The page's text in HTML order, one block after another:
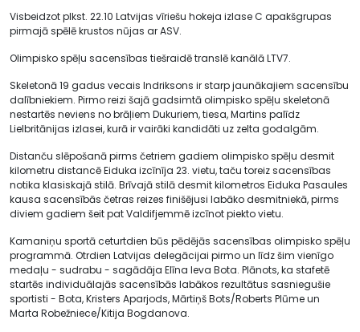
Visbeidzot plkst. 22.10 Latvijas vīriešu hokeja izlase C apakšgrupas
pirmajā spēlē krustos nūjas ar ASV.
Olimpisko spēļu sacensības tiešraidē translē kanālā LTV7.
Skeletonā 19 gadus vecais Indriksons ir starp jaunākajiem sacensību
dalībniekiem. Pirmo reizi šajā gadsimtā olimpisko spēļu skeletonā
nestartēs neviens no brāļiem Dukuriem, tiesa, Martins palīdz
Lielbritānijas izlasei, kurā ir vairāki kandidāti uz zelta godalgām.
Distanču slēpošanā pirms četriem gadiem olimpisko spēļu desmit
kilometru distancē Eiduka izcīnīja 23. vietu, taču toreiz sacensības
notika klasiskajā stilā. Brīvajā stilā desmit kilometros Eiduka Pasaules
kausa sacensībās četras reizes finišējusi labāko desmitniekā, pirms
diviem gadiem šeit pat Valdifjemmē izcīnot piekto vietu.
Kamaniņu sportā ceturtdien būs pēdējās sacensības olimpisko spēļu
programmā. Otrdien Latvijas delegācijai pirmo un līdz šim vienīgo
medaļu - sudrabu - sagādāja Elīna Ieva Bota. Plānots, ka stafetē
startēs individuālajās sacensībās labākos rezultātus sasniegušie
sportisti - Bota, Kristers Aparjods, Mārtiņš Bots/Roberts Plūme un
Marta Robežniece/Kitija Bogdanova.